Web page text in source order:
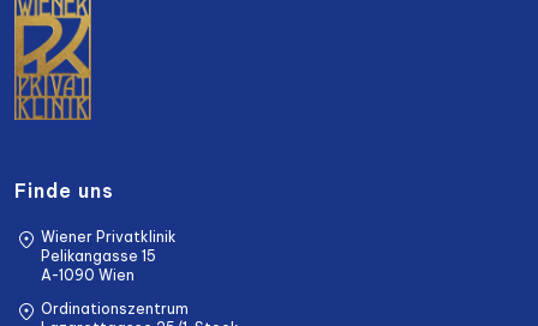
Finde uns
Wiener Privatklinik
Pelikangasse 15
A-1090 Wien
Ordinationszentrum